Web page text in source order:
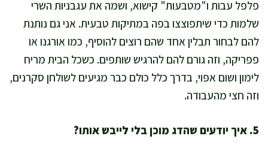
פלפל עבות ו"מטבעות" קישוא, ושמה את עגבניות השרי
שלמות כדי שיתפוצצו בפה במתיקות טבעית. אני גם נותנת
להם לבחור תבלין אחד שהם רוצים להוסיף, כמו אורגנו או
פפריקה, וזה גורם להם להרגיש שותפים. כשכל הבית מריח
לימון ושום אפוי, בדרך כלל כולם כבר מגיעים לשולחן סקרנים,
וזה חצי מהעבודה.
5. איך יודעים שהדג מוכן בלי לייבש אותו?